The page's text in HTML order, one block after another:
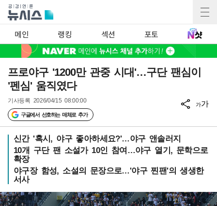
메인 랭킹 섹션 포토
프로야구 '1200만 관중 시대'…구단 팬심이
'펜심' 움직였다
기사등록 2026/04/15 08:00:00
구글에서 선호하는 매체로 추가
가가
신간 '혹시, 야구 좋아하세요?'…야구 앤솔러지
10개 구단 팬 소설가 10인 참여…야구 열기, 문학으로
확장
야구장 함성, 소설의 문장으로…'야구 찐팬'의 생생한
서사